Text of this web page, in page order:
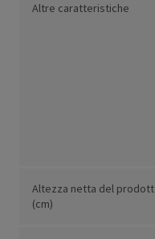
Altre caratteristiche
Altezza netta del
(cm)